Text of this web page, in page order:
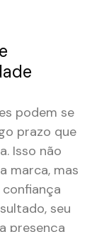
podem se
prazo que
Isso não
marca, mas
seu
presença